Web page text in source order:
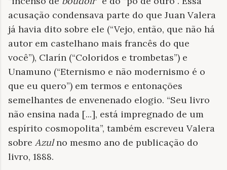
acusação condensava parte do que Juan Valera
já havia dito sobre ele (“Vejo, então, que não há
autor em castelhano mais francês do que
você”), Clarín (“Coloridos e trombetas”) e
Unamuno (“Eternismo e não modernismo é o
que eu quero”) em termos e entonações
semelhantes de envenenado elogio. “Seu livro
não ensina nada [...], está impregnado de um
espírito cosmopolita”, também escreveu Valera
sobre Azulno mesmo ano de publicação do
livro, 1888.